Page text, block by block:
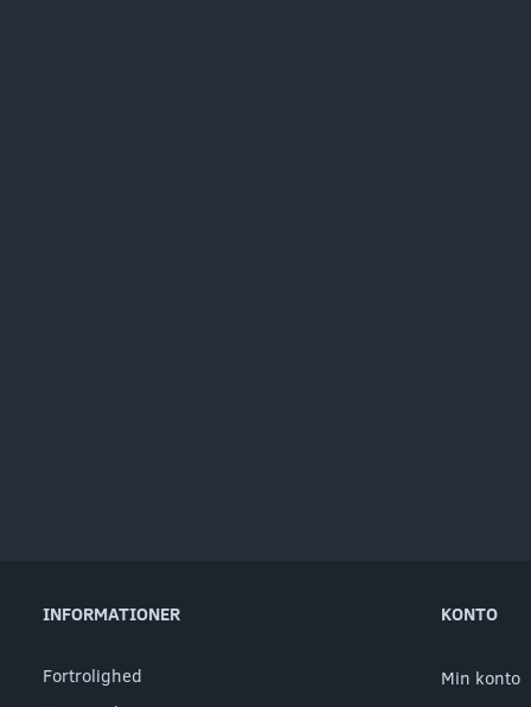
INFORMATIONER
Fortrolighed
KONTO
Min konto